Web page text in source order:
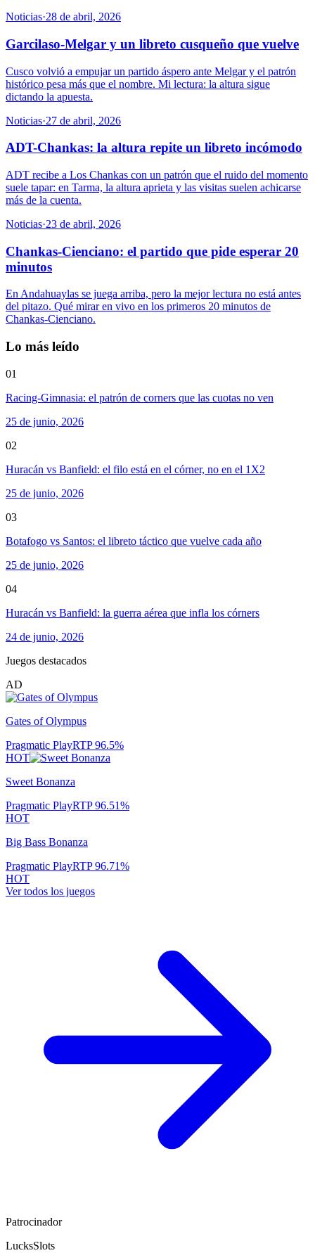
Noticias·28 de abril, 2026
Garcilaso-Melgar y un libreto cusqueño que vuelve
Cusco volvió a empujar un partido áspero ante Melgar y el patrón
histórico pesa más que el nombre. Mi lectura: la altura sigue
dictando la apuesta.
Noticias·27 de abril, 2026
ADT-Chankas: la altura repite un libreto incómodo
ADT recibe a Los Chankas con un patrón que el ruido del momento
suele tapar: en Tarma, la altura aprieta y las visitas suelen achicarse
más de la cuenta.
Noticias·23 de abril, 2026
Chankas-Cienciano: el partido que pide esperar 20
minutos
En Andahuaylas se juega arriba, pero la mejor lectura no está antes
del pitazo. Qué mirar en vivo en los primeros 20 minutos de
Chankas-Cienciano.
Lo más leído
01
Racing-Gimnasia: el patrón de corners que las cuotas no ven
25 de junio, 2026
02
Huracán vs Banfield: el filo está en el córner, no en el 1X2
25 de junio, 2026
03
Botafogo vs Santos: el libreto táctico que vuelve cada año
25 de junio, 2026
04
Huracán vs Banfield: la guerra aérea que infla los córners
24 de junio, 2026
Juegos destacados
AD
Gates of Olympus
Pragmatic PlayRTP96.5%
HOT
Sweet Bonanza
Pragmatic PlayRTP96.51%
HOT
Big Bass Bonanza
Pragmatic PlayRTP96.71%
HOT
Ver todos los juegos
Patrocinador
LucksSlots